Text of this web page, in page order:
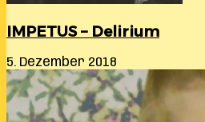
IMPETUS – Delirium
5. Dezember 2018